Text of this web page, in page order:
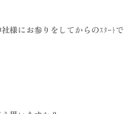
様にお参りをしてからのｽﾀｰﾄで